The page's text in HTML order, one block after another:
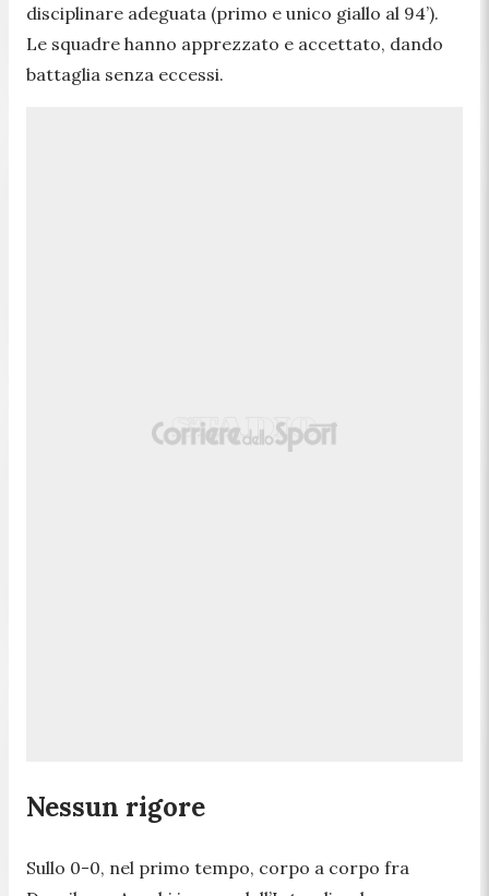
disciplinare adeguata (primo e unico giallo al 94’).
Le squadre hanno apprezzato e accettato, dando
battaglia senza eccessi.
Nessun rigore
Sullo 0-0, nel primo tempo, corpo a corpo fra